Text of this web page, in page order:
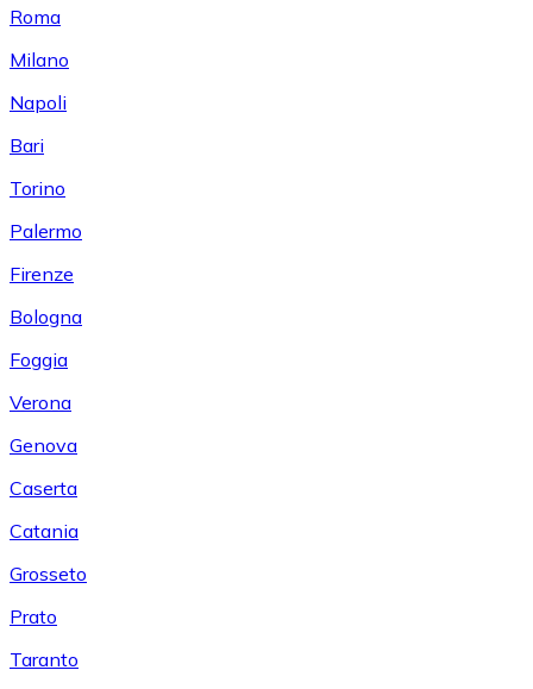
Roma
Milano
Napoli
Bari
Torino
Palermo
Firenze
Bologna
Foggia
Verona
Genova
Caserta
Catania
Grosseto
Prato
Taranto